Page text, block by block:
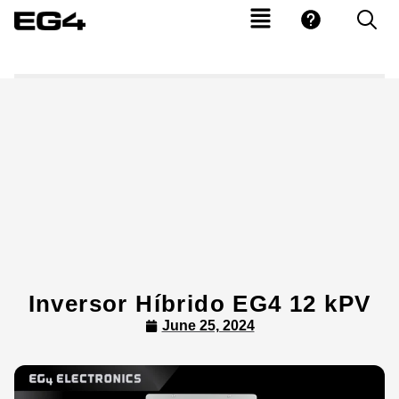
Inversor Híbrido EG4 12 kPV
June 25, 2024